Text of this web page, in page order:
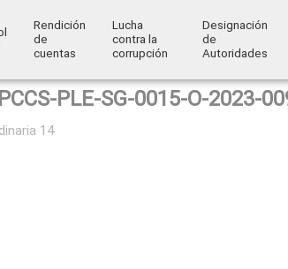
Rendición
de
cuentas
Lucha
contra la
corrupción
Designación
de
Autoridades
PLE-SG-0015-O-2023-
14